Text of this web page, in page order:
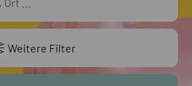
Weitere Filter